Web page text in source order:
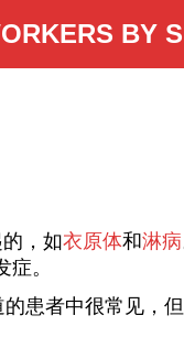
BY
，如衣原体和淋病
症。
患者中很常见，